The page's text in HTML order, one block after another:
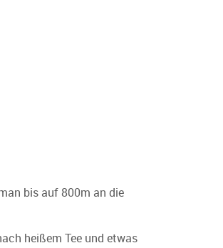
bis auf 800m an die
heißem Tee und etwas